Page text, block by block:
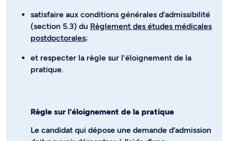
satisfaire aux conditions générales d’admissibilité
(section 5.3) du Règlement des études médicales
postdoctorales;
et respecter la règle sur l'éloignement de la
pratique.
Règle sur l'éloignement de la pratique
Le candidat qui dépose une demande d’admission